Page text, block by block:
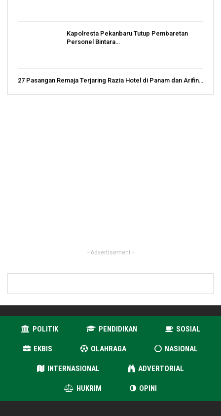
Kapolresta Pekanbaru Tutup Pembaretan
Personel Bintara…
27 Pasangan Remaja Terjaring Razia Hotel di Panam dan Arifin…
- Advertisement -
POLITIK PENDIDIKAN SOSIAL
EKBIS OLAHRAGA NASIONAL
INTERNASIONAL ADVERTORIAL
HUKRIM OPINI